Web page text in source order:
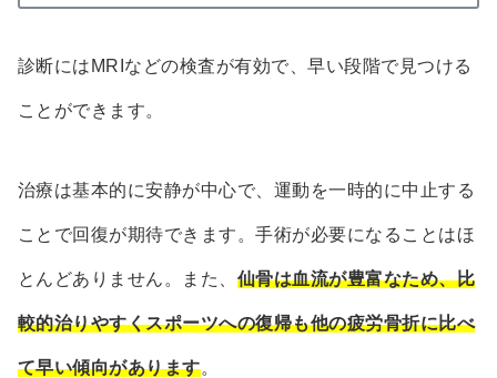
診断にはMRIなどの検査が有効で、早い段階で見つける
ことができます。
治療は基本的に安静が中心で、運動を一時的に中止する
ことで回復が期待できます。手術が必要になることはほ
とんどありません。また、 仙骨は血流が豊富なため、比
較的治りやすくスポーツへの復帰も他の疲労骨折に比べ
て早い傾向があります。